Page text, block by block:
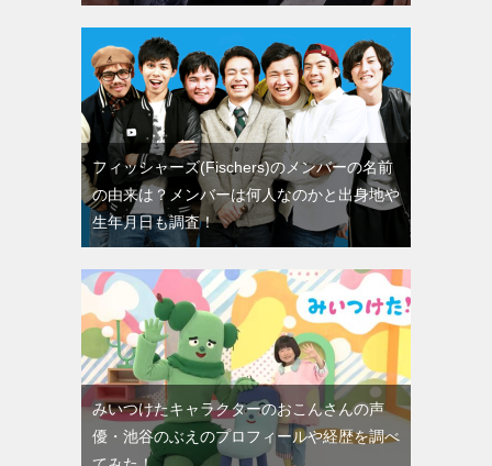
フィッシャーズ(Fischers)のメンバーの名前
の由来は？メンバーは何人なのかと出身地や
生年月日も調査！
みいつけたキャラクターのおこんさんの声
優・池谷のぶえのプロフィールや経歴を調べ